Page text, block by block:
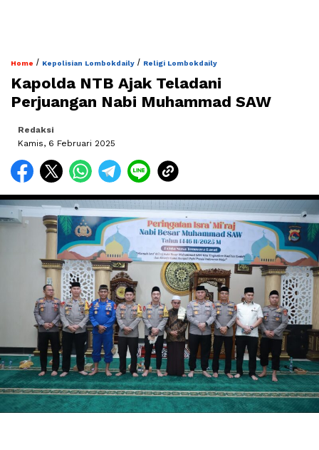
Home / Kepolisian Lombokdaily / Religi Lombokdaily
Kapolda NTB Ajak Teladani
Perjuangan Nabi Muhammad SAW
Redaksi
Kamis, 6 Februari 2025